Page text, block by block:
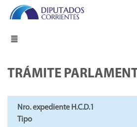
TRÁMITE
Nro. expediente H.C.D.1
Tipo